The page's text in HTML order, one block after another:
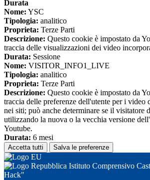
Durata
Nome: YSC
Tipologia: analitico
Proprieta: Terze Parti
Descrizione: Questo cookie è impostato da
traccia delle visualizzazioni dei video
Durata: Sessione
Nome: VISITOR_INFO1_LIVE
Tipologia: analitico
Proprieta: Terze Parti
Descrizione: Questo cookie è impostato da
traccia delle preferenze dell'utente per i video
nei siti; può anche determinare se il visitatore
utilizzando la nuova o la vecchia versione
Youtube.
Durata: 6 mesi
Accetta tutti Salva le preferenze
Istituto Comprensivo
Hack"